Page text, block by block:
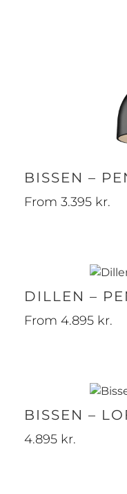
BISSEN –
From 3.395 kr.
DILLEN –
From 4.895 kr.
BISSEN –
4.895 kr.